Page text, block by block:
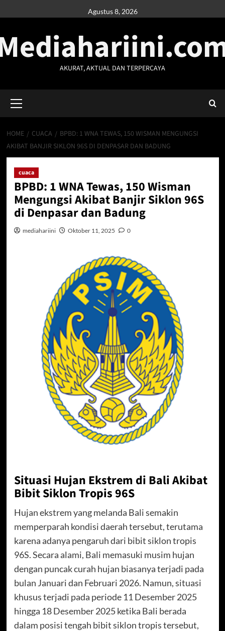
to
Agustus 8, 2026
AKURAT, AKTUAL DAN TERPERCAYA
Menu
HOME CUACA
BPBD: 1 WNA TEWAS, 150 WISMAN MENGUNGSI
AKIBAT BANJIR SIKLON 96S DI DENPASAR DAN BADUNG
cuaca
BPBD: 1 WNA Tewas, 150 Wisman
Mengungsi Akibat Banjir Siklon 96S
di Denpasar dan Badung
mediahariini Oktober 11, 2025 0
Situasi Hujan Ekstrem di Bali Akibat
Bibit Siklon Tropis 96S
Hujan ekstrem yang melanda Bali semakin
memperparah kondisi daerah tersebut, terutama
karena adanya pengaruh dari bibit siklon tropis
96S. Secara alami, Bali memasuki musim hujan
dengan puncak curah hujan biasanya terjadi pada
bulan Januari dan Februari 2026. Namun, situasi
khusus terjadi pada periode 11 Desember 2025
hingga 18 Desember 2025 ketika Bali berada
dalam posisi tengah bibit siklon tropis tersebut,